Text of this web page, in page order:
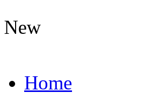
New
Home